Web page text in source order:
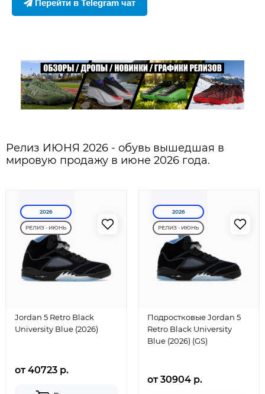
Перейти в Telegram чат
Релиз ИЮНЯ 2026 - обувь вышедшая в
мировую продажу в июне 2026 года.
2026
РЕЛИЗ - ИЮНЬ
Jordan 5 Retro Black
University Blue (2026)
от 40723 р.
2026
РЕЛИЗ - ИЮНЬ
Подростковые Jordan 5
Retro Black University
Blue (2026) (GS)
от 30904 р.